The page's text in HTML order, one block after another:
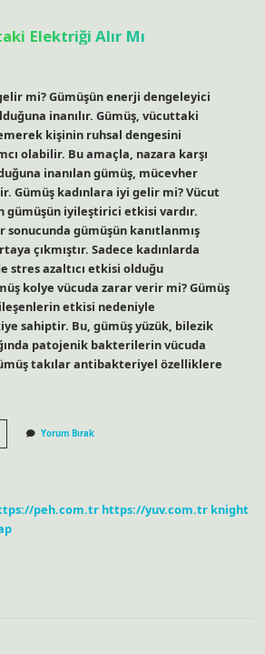
Elektriği Alır Mı
mi? Gümüşün enerji dengeleyici
inanılır. Gümüş, vücuttaki
kişinin ruhsal dengesini
olabilir. Bu amaçla, nazara karşı
inanılan gümüş, mücevher
Gümüş kadınlara iyi gelir mi? Vücut
gümüşün iyileştirici etkisi vardır.
gümüşün kanıtlanmış
çıkmıştır. Sadece kadınlarda
stres azaltıcı etkisi olduğu
kolye vücuda zarar verir mi? Gümüş
etkisi nedeniyle
sahiptir. Bu, gümüş yüzük, bilezik
patojenik bakterilerin vücuda
takılar antibakteriyel özelliklere
Yorum Bırak
peh.com.tr https://yuv.com.tr knight